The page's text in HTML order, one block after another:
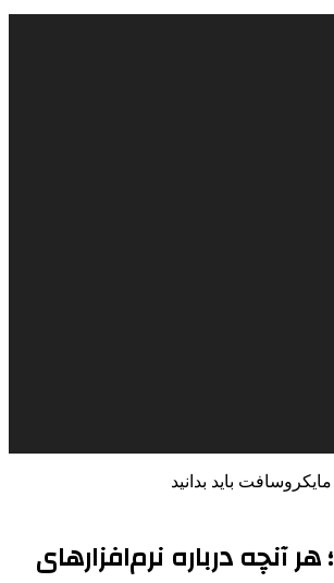
اهمیت محصولات مایکروسافت در زیر ساخت فناوری | از ویندوز اورجینال تا لایسنس مایکروسافت ۳۶۵؛ هر آنچه درباره نرم‌افزارهای